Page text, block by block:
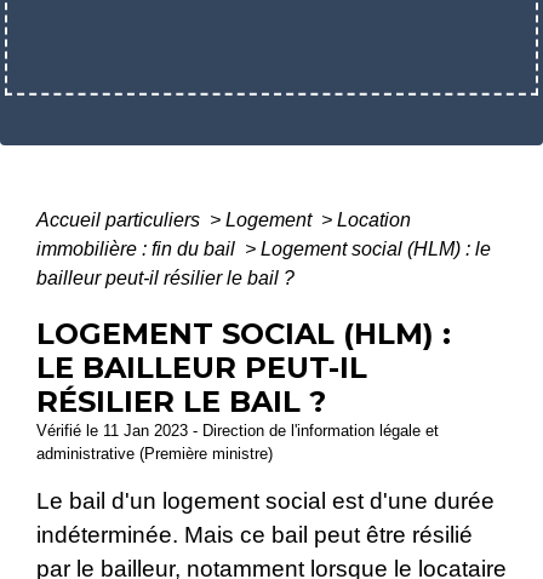
Accueil particuliers > Logement > Location
immobilière : fin du bail > Logement social (HLM) : le
bailleur peut-il résilier le bail ?
LOGEMENT SOCIAL (HLM) :
LE BAILLEUR PEUT-IL
RÉSILIER LE BAIL ?
Vérifié le 11 Jan 2023 - Direction de l'information légale et
administrative (Première ministre)
Le bail d'un logement social est d'une durée
indéterminée. Mais ce bail peut être résilié
par le bailleur, notamment lorsque le locataire